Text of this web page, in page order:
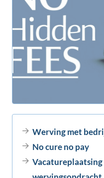
Werving met
No cure no pay